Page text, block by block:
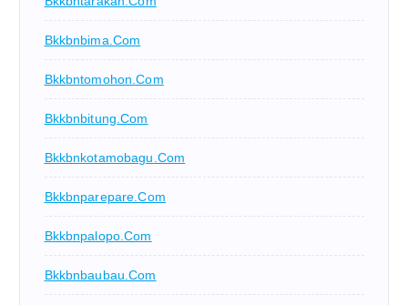
Bkkbnbima.com
Bkkbntomohon.com
Bkkbnbitung.com
Bkkbnkotamobagu.com
Bkkbnparepare.com
Bkkbnpalopo.com
Bkkbnbaubau.com